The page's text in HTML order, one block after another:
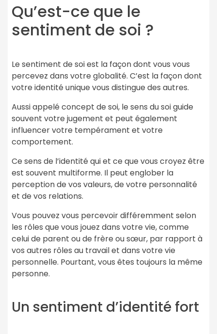
Qu’est-ce que le
sentiment de soi ?
Le sentiment de soi est la façon dont vous vous
percevez dans votre globalité. C’est la façon dont
votre identité unique vous distingue des autres.
Aussi appelé concept de soi, le sens du soi guide
souvent votre jugement et peut également
influencer votre tempérament et votre
comportement.
Ce sens de l’identité qui et ce que vous croyez être
est souvent multiforme. Il peut englober la
perception de vos valeurs, de votre personnalité
et de vos relations.
Vous pouvez vous percevoir différemment selon
les rôles que vous jouez dans votre vie, comme
celui de parent ou de frère ou sœur, par rapport à
vos autres rôles au travail et dans votre vie
personnelle. Pourtant, vous êtes toujours la même
personne.
Un sentiment d’identité fort